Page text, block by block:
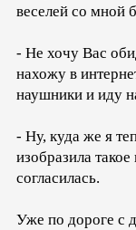
веселей со мной
- Не хочу Вас
нахожу в
наушники и иду
- Ну, куда же я
изобразила
согласилась.
Уже по дороге с